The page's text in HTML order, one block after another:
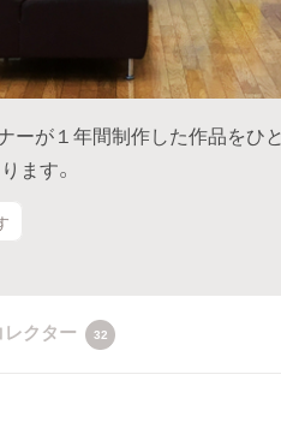
ーが１年間制作した作品をひ
ます。
レクター 32